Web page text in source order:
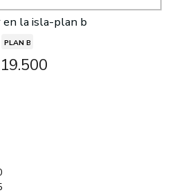
la isla-plan b
PLAN B